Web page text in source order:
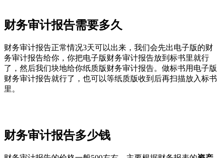
财务审计报告需要多久
财务审计报告正常情况3天可以出来，我们会先出电子版的财
务审计报告给你，你把电子版财务审计报告放到标书里就行
了，然后我们块地给你纸质版财务审计报告。做标书用电子版
财务审计报告就行了，也可以等纸质版收到后再扫描放入标书
里。
财务审计报告多少钱